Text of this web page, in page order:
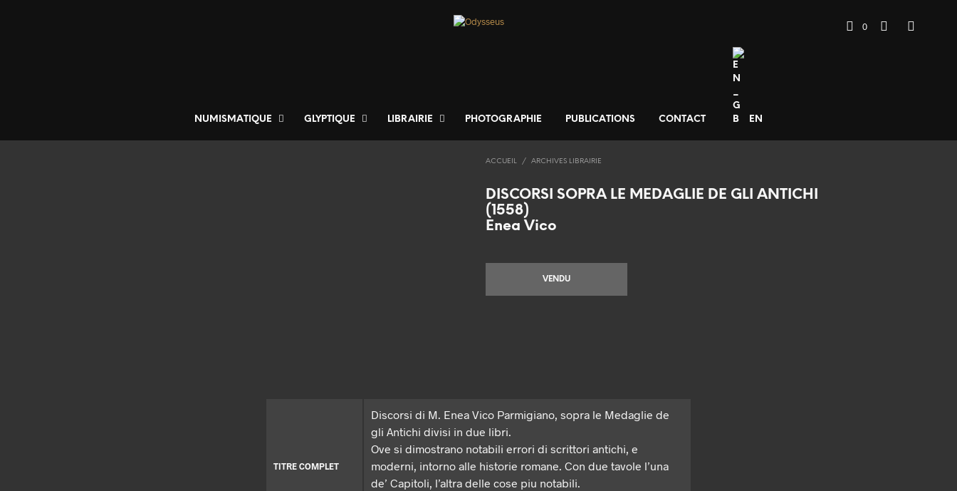
NUMISMATIQUE GLYPTIQUE LIBRAIRIE PHOTOGRAPHIE PUBLICATIONS CONTACT EN
0
ACCUEIL / ARCHIVES LIBRAIRIE
DISCORSI SOPRA LE MEDAGLIE DE GLI ANTICHI
(1558)
Enea Vico
VENDU
TITRE COMPLET
Discorsi di M. Enea Vico Parmigiano, sopra le Medaglie de
gli Antichi divisi in due libri.
Ove si dimostrano notabili errori di scrittori antichi, e
moderni, intorno alle historie romane. Con due tavole l’una
de’ Capitoli, l’altra delle cose piu notabili.